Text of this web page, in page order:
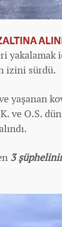
yakalamak
izini sürdü.
yaşanan
ve O.S.
3